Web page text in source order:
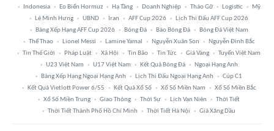
Indonesia
Eo Biển Hormuz Hạ Tầng Doanh Nghiệp Tháo Gỡ Logistic
Mỹ
Lê Minh Hưng
UBND Iran AFF Cup 2026
Lịch Thi Đấu AFF Cup 2026
Bảng Xếp Hạng AFF Cup 2026
Bóng Đá Báo Bóng Đá
Bóng Đá Việt Nam
Thể Thao
Lionel Messi Lamine Yamal Nguyễn Xuân Son
Nguyễn Đình Bắc
Tin Thế Giới
Pháp Luật Xã Hội Tin Bão Tin Tức Giá Vàng
Tuyển Việt Nam
U23 Việt Nam
U17 Việt Nam Kết Quả Bóng Đá
Ngoại Hạng Anh
Bảng Xếp Hạng Ngoại Hạng Anh
Lịch Thi Đấu Ngoại Hạng Anh
Cúp C1
Kết Quả Vietlott Power 6/55
Kết Quả Xổ Số Xổ Số Miền Nam
Xổ Số Miền Bắc
Xổ Số Miền Trung
Giao Thông Thời Sự Lịch Vạn Niên
Thời Tiết
Thời Tiết Thành Phố Hồ Chí Minh
Thời Tiết Hà Nội Giá Xăng Dầu